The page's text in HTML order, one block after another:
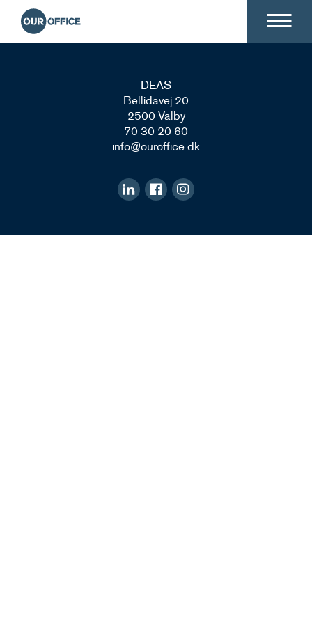
DEAS
Bellidavej 20
2500 Valby
70 30 20 60
info@ouroffice.dk